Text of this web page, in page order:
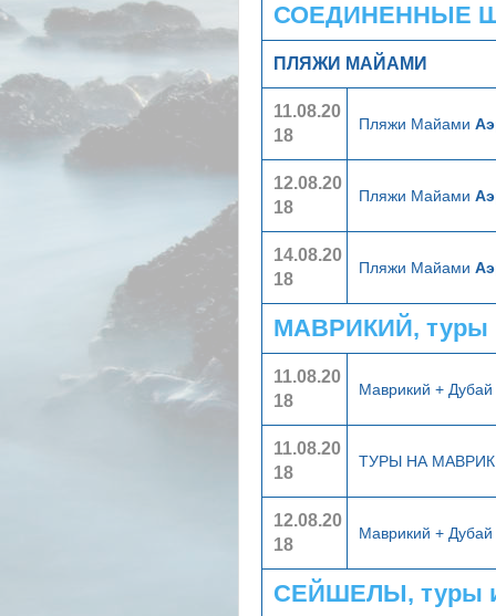
СОЕДИНЕННЫЕ
ПЛЯЖИ МАЙАМИ
11.08.20
18
Пляжи Майами
12.08.20
18
Пляжи Майами
14.08.20
18
Пляжи Майами
МАВРИКИЙ, туры
11.08.20
18
Маврикий + Дубай
11.08.20
18
ТУРЫ НА
12.08.20
18
Маврикий + Дубай
СЕЙШЕЛЫ, туры